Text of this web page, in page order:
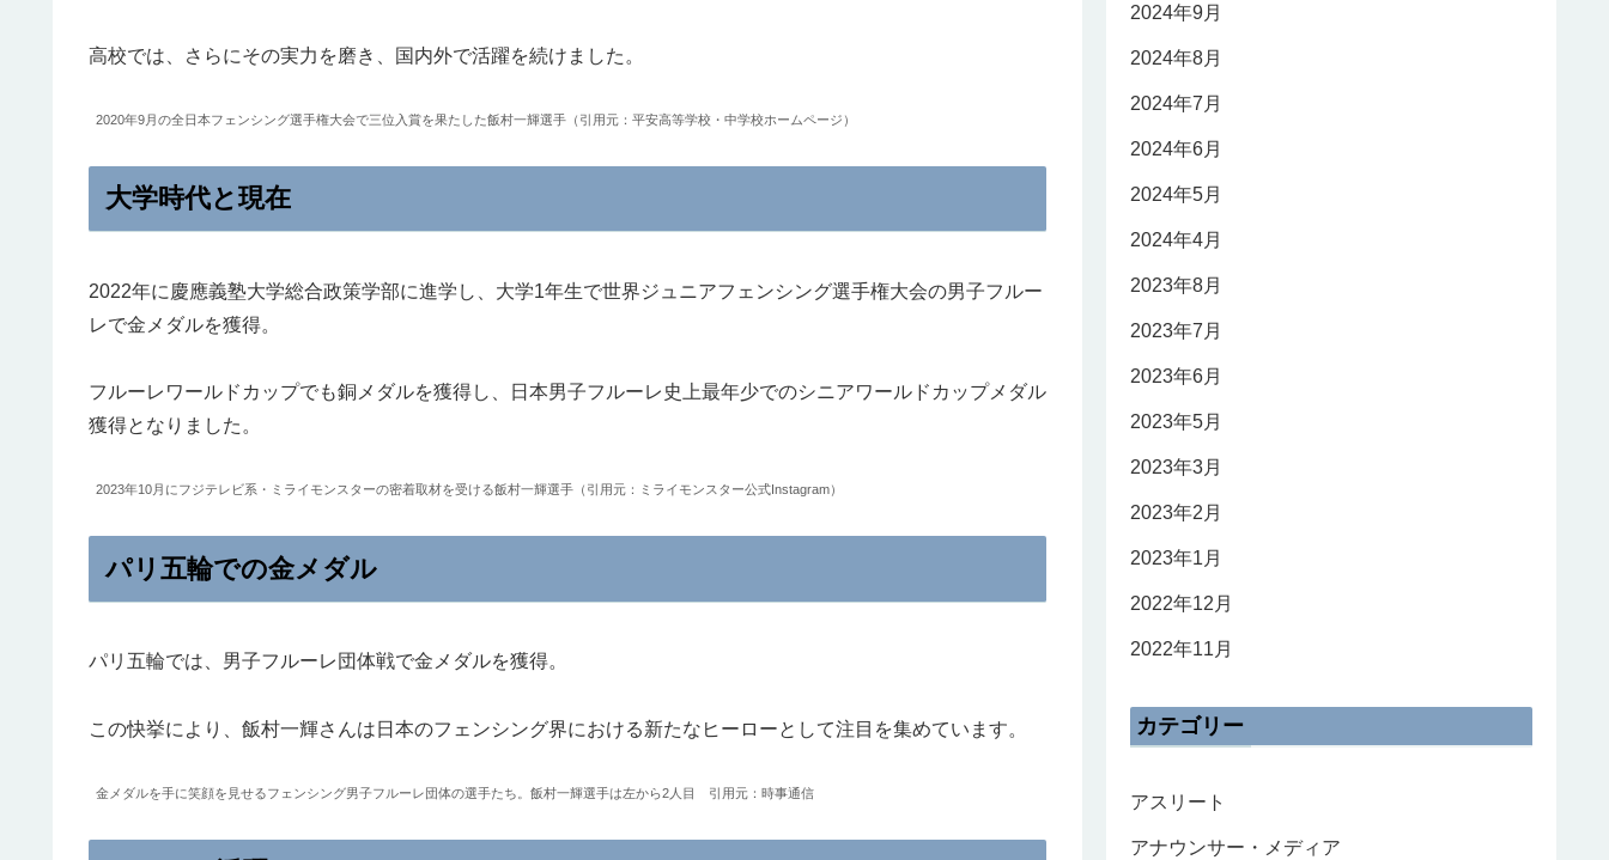
高校では、さらにその実力を磨き、国内外で活躍を続けました。
2020年9月の全日本フェンシング選手権大会で三位入賞を果たした飯村一輝選手（引用元：平安高等学校・中学校ホームページ）
大学時代と現在
2022年に慶應義塾大学総合政策学部に進学し、大学1年生で世界ジュニアフェンシング選手権大会の男子フルー
レで金メダルを獲得。
フルーレワールドカップでも銅メダルを獲得し、日本男子フルーレ史上最年少でのシニアワールドカップメダル
獲得となりました。
2023年10月にフジテレビ系・ミライモンスターの密着取材を受ける飯村一輝選手（引用元：ミライモンスター公式Instagram）
パリ五輪での金メダル
パリ五輪では、男子フルーレ団体戦で金メダルを獲得。
この快挙により、飯村一輝さんは日本のフェンシング界における新たなヒーローとして注目を集めています。
金メダルを手に笑顔を見せるフェンシング男子フルーレ団体の選手たち。飯村一輝選手は左から2人目 引用元：時事通信
2024年9月
2024年8月
2024年7月
2024年6月
2024年5月
2024年4月
2023年8月
2023年7月
2023年6月
2023年5月
2023年3月
2023年2月
2023年1月
2022年12月
2022年11月
カテゴリー
アスリート
アナウンサー・メディア